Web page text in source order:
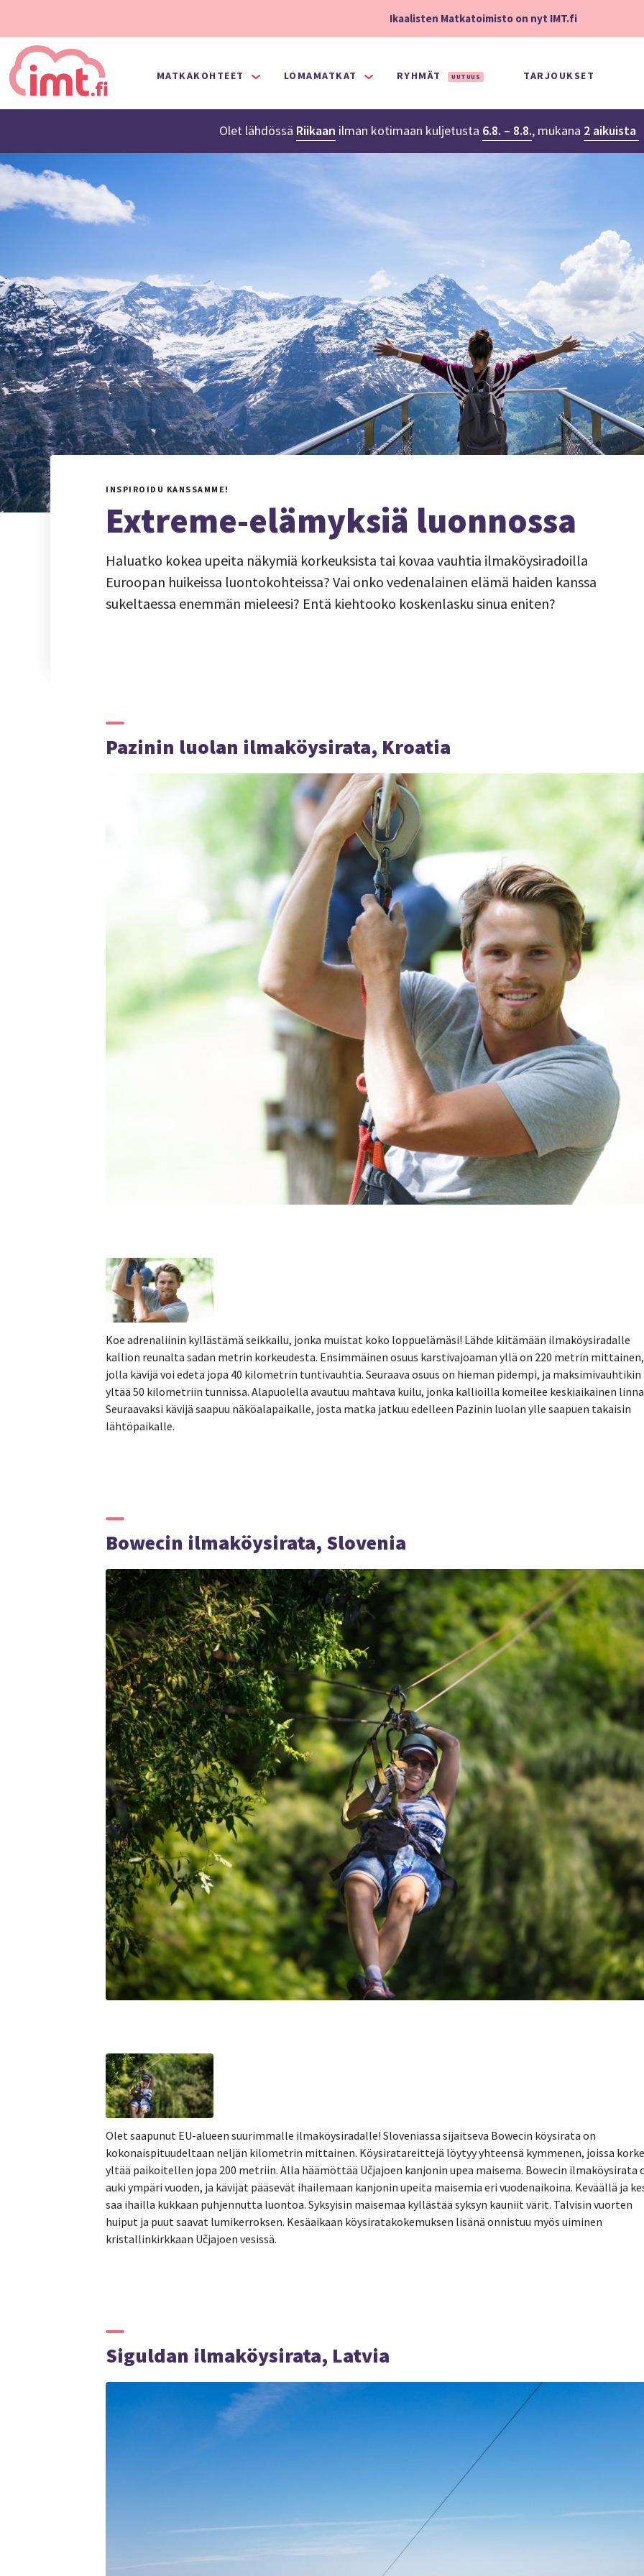
Ikaalisten Matkatoimisto on nyt IMT.fi
MATKAKOHTEET LOMAMATKAT RYHMÄT UUTUUS TARJOUKSET
Olet lähdössä Riikaan ilman kotimaan kuljetusta 6.8. – 8.8., mukana 2 aikuista
INSPIROIDU KANSSAMME!
Extreme-elämyksiä luonnossa
Haluatko kokea upeita näkymiä korkeuksista tai kovaa vauhtia ilmaköysiradoilla
Euroopan huikeissa luontokohteissa? Vai onko vedenalainen elämä haiden kanssa
sukeltaessa enemmän mieleesi? Entä kiehtooko koskenlasku sinua eniten?
Pazinin luolan ilmaköysirata, Kroatia
Koe adrenaliinin kyllästämä seikkailu, jonka muistat koko loppuelämäsi! Lähde kiitämään ilmaköysiradalle
kallion reunalta sadan metrin korkeudesta. Ensimmäinen osuus karstivajoaman yllä on 220 metrin mittainen,
jolla kävijä voi edetä jopa 40 kilometrin tuntivauhtia. Seuraava osuus on hieman pidempi, ja maksimivauhtikin
yltää 50 kilometriin tunnissa. Alapuolella avautuu mahtava kuilu, jonka kallioilla komeilee keskiaikainen
Seuraavaksi kävijä saapuu näköalapaikalle, josta matka jatkuu edelleen Pazinin luolan ylle saapuen takaisin
lähtöpaikalle.
Bowecin ilmaköysirata, Slovenia
Olet saapunut EU-alueen suurimmalle ilmaköysiradalle! Sloveniassa sijaitseva Bowecin köysirata on
kokonaispituudeltaan neljän kilometrin mittainen. Köysiratareittejä löytyy yhteensä kymmenen, joissa
yltää paikoitellen jopa 200 metriin. Alla häämöttää Učjajoen kanjonin upea maisema. Bowecin ilmaköysirata
auki ympäri vuoden, ja kävijät pääsevät ihailemaan kanjonin upeita maisemia eri vuodenaikoina. Keväällä ja
saa ihailla kukkaan puhjennutta luontoa. Syksyisin maisemaa kyllästää syksyn kauniit värit. Talvisin vuorten
huiput ja puut saavat lumikerroksen. Kesäaikaan köysiratakokemuksen lisänä onnistuu myös uiminen
kristallinkirkkaan Učjajoen vesissä.
Siguldan ilmaköysirata, Latvia